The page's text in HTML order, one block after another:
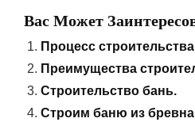
Вас Может
Процесс
Преимущества
Строительство бань.
Строим баню из